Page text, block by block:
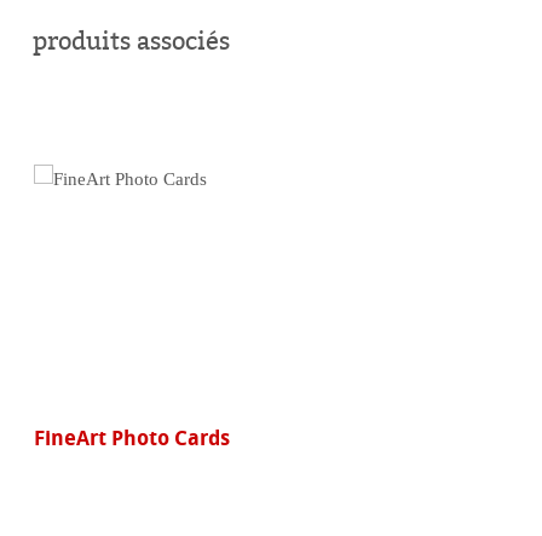
ligne
produits associés
FineArt Photo Cards